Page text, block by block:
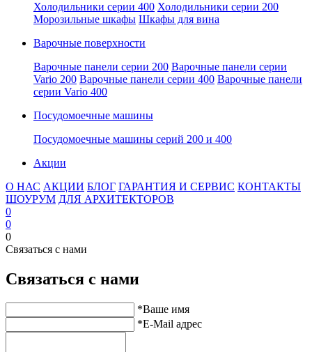
Холодильники серии 400 Холодильники серии 200
Морозильные шкафы Шкафы для вина
Варочные поверхности
Варочные панели серии 200 Варочные панели серии
Vario 200 Варочные панели серии 400 Варочные панели
серии Vario 400
Посудомоечные машины
Посудомоечные машины серий 200 и 400
Акции
О НАС АКЦИИ БЛОГ ГАРАНТИЯ И СЕРВИС КОНТАКТЫ
ШОУРУМ ДЛЯ АРХИТЕКТОРОВ
0
0
0
Связаться с нами
Связаться с нами
*Ваше имя
*E-Mail адрес